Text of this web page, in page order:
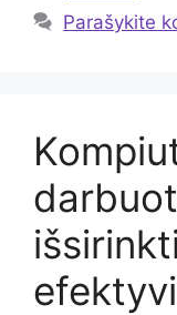
Parašykite